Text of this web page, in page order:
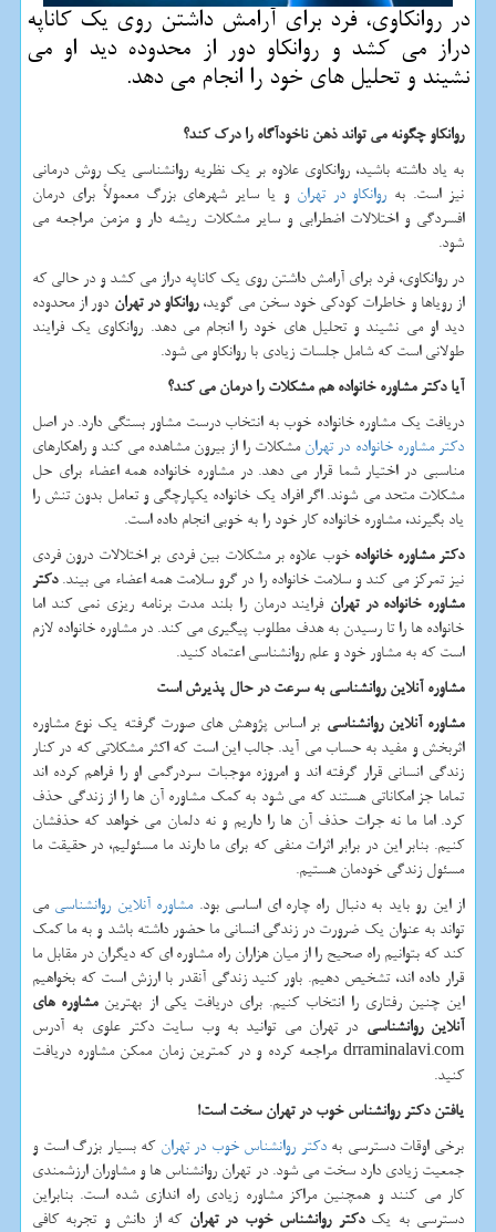
در روانكاوی، فرد برای آرامش داشتن روی یك كاناپه
دراز می كشد و روانكاو دور از محدوده دید او می
نشیند و تحلیل های خود را انجام می دهد.
روانکاو چگونه می تواند ذهن ناخودآگاه را درک کند؟
به یاد داشته باشید، روانکاوی علاوه بر یک نظریه روانشناسی یک روش درمانی
نیز است. به روانکاو در تهران و یا سایر شهرهای بزرگ معمولاً برای درمان
افسردگی و اختلالات اضطرابی و سایر مشکلات ریشه دار و مزمن مراجعه می
شود.
در روانكاوی، فرد برای آرامش داشتن روی یك کاناپه دراز می كشد و در حالی كه
از رویاها و خاطرات كودكی خود سخن می گوید،روانکاو در تهران دور از محدوده
دید او می نشیند و تحلیل های خود را انجام می دهد. روانکاوی یک فرایند
طولانی است که شامل جلسات زیادی با روانکاو می شود.
آیا دکتر مشاوره خانواده هم مشکلات را درمان می کند؟
دریافت یک مشاوره خانواده خوب به انتخاب درست مشاور بستگی دارد. در اصل
دکتر مشاوره خانواده در تهرانمشکلات را از بیرون مشاهده می کند و راهکارهای
مناسبی در اختیار شما قرار می دهد. در مشاوره خانواده همه اعضاء برای حل
مشکلات متحد می شوند. اگر افراد یک خانواده یکپارچگی و تعامل بدون تنش را
یاد بگیرند، مشاوره خانواده کار خود را به خوبی انجام داده است.
دکتر مشاوره خانواده خوب علاوه بر مشکلات بین فردی بر اختلالات درون فردی
نیز تمرکز می کند و سلامت خانواده را در گرو سلامت همه اعضاء می بیند.دکتر
مشاوره خانواده در تهران فرایند درمان را بلند مدت برنامه ریزی نمی کند اما
خانواده ها را تا رسیدن به هدف مطلوب پیگیری می کند. در مشاوره خانواده لازم
است که به مشاور خود و علم روانشناسی اعتماد کنید.
مشاوره آنلاین روانشناسی به سرعت در حال پذیرش است
مشاوره آنلاین روانشناسی بر اساس پژوهش های صورت گرفته یک نوع مشاوره
اثربخش و مفید به حساب می آید. جالب این است که اکثر مشکلاتی که در کنار
زندگی انسانی قرار گرفته اند و امروزه موجبات سردرگمی او را فراهم کرده اند
تماما جز امکاناتی هستند که می شود به کمک مشاوره آن ها را از زندگی حذف
کرد. اما ما نه جرات حذف آن ها را داریم و نه دلمان می خواهد که حذفشان
کنیم. بنابر این در برابر اثرات منفی که برای ما دارند ما مسئولیم، در حقیقت ما
مسئول زندگی خودمان هستیم.
از این رو باید به دنبال راه چاره ای اساسی بود.مشاوره آنلاین روانشناسی می
تواند به عنوان یک ضرورت در زندگی انسانی ما حضور داشته باشد و به ما کمک
کند که بتوانیم راه صحیح را از میان هزاران راه مشاوره ای که دیگران در مقابل ما
قرار داده اند، تشخیص دهیم. باور کنید زندگی آنقدر با ارزش است که بخواهیم
این چنین رفتاری را انتخاب کنیم. برای دریافت یکی از بهترینمشاوره های
آنلاین روانشناسی در تهران می توانید به وب سایت دکتر علوی به آدرس
drraminalavi.com مراجعه کرده و در کمترین زمان ممکن مشاوره دریافت
کنید.
یافتن دکتر روانشناس خوب در تهران سخت است!
برخی اوقات دسترسی بهدکتر روا‌نشناس خوب در تهران که بسیار بزرگ است و
جمعیت زیادی دارد سخت می شود. در تهران روا‌نشناس ها و مشاوران ارزشمندی
کار می کنند و همچنین مراکز مشاوره زیادی راه اندازی شده است. بنابراین
دسترسی به یکدکتر روانشناس خوب در تهران که از دانش و تجربه کافی